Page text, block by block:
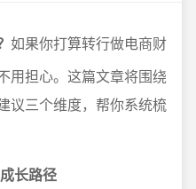
如果你打算转行做电商财
用担心。这篇文章将围绕
议三个维度，帮你系统梳
长路径